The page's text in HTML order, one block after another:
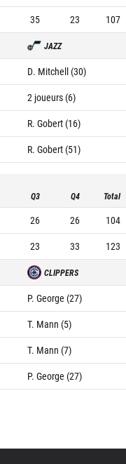
35 23 107
JAZZ
D. Mitchell (30)
2 joueurs (6)
R. Gobert (16)
R. Gobert (51)
Q3 Q4 Total
26 26
104
23 33 123
CLIPPERS
P. George (27)
T. Mann (5)
T. Mann (7)
P. George (27)